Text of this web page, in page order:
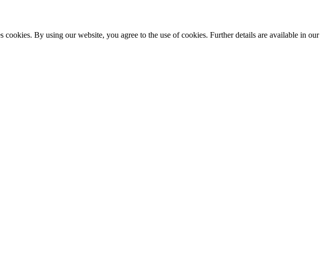
By using our website, you agree to the use of cookies. Further details are available in our